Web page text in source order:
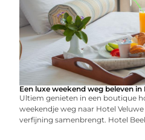
Een luxe weekend weg beleven in
Ultiem genieten in een boutique
weekendje weg naar Hotel
verfijning samenbrengt. Hotel